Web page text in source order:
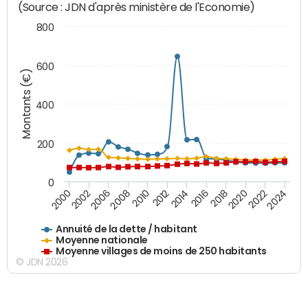
Montants (€)
(Source : JDN d'après ministère de l'Economie)
Annuité de la dette / habitant
Moyenne nationale
Moyenne villages de moins de 250 habitants
20002002200620082010 2012201420162018202020222024
0
200
400
600
800
© JDN 2026